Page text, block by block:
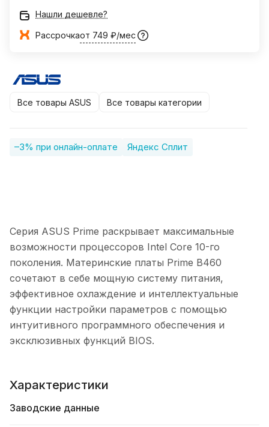
Нашли дешевле?
Рассрочкаот 749 ₽/мес
Все товары ASUS Все товары категории
–3% при онлайн-оплате Яндекс Сплит
Серия ASUS Prime раскрывает максимальные
возможности процессоров Intel Core 10-го
поколения. Материнские платы Prime B460
сочетают в себе мощную систему питания,
эффективное охлаждение и интеллектуальные
функции настройки параметров с помощью
интуитивного программного обеспечения и
эксклюзивных функций BIOS.
Характеристики
Заводские данные